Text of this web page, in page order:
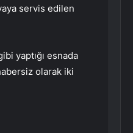
servis edilen
yaptığı esnada
olarak iki